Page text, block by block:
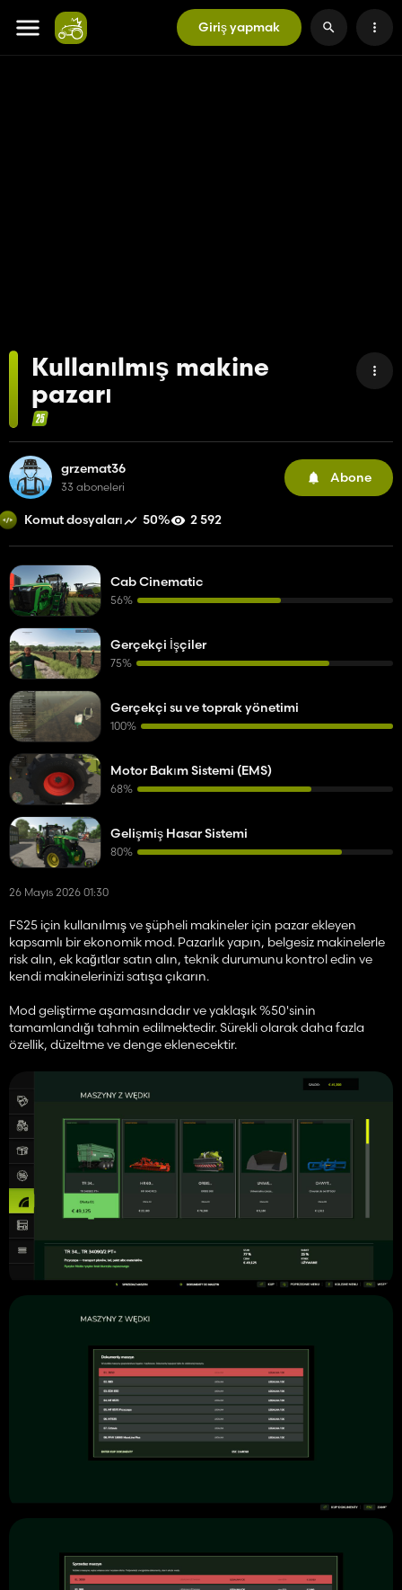
Giriş yapmak
Kullanılmış makine
pazarı
grzemat36
33 aboneleri
Abone
Komut dosyaları 50% 2 592
26 Mayıs 2026 01:30
FS25 için kullanılmış ve şüpheli makineler için pazar ekleyen
kapsamlı bir ekonomik mod. Pazarlık yapın, belgesiz makinelerle
risk alın, ek kağıtlar satın alın, teknik durumunu kontrol edin ve
kendi makinelerinizi satışa çıkarın.
Mod geliştirme aşamasındadır ve yaklaşık %50'sinin
tamamlandığı tahmin edilmektedir. Sürekli olarak daha fazla
özellik, düzeltme ve denge eklenecektir.
Cab Cinematic
56%
Gerçekçi İşçiler
75%
Gerçekçi su ve toprak yönetimi
100%
Motor Bakım Sistemi (EMS)
68%
Gelişmiş Hasar Sistemi
80%